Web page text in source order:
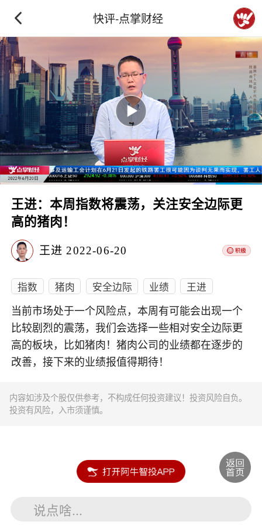
快评-点掌财经
王进：本周指数将震荡，关注安全边际更
高的猪肉！
王进 2022-06-20
指数 猪肉 安全边际 业绩 王进
当前市场处于一个风险点，本周有可能会出现一个
比较剧烈的震荡，我们会选择一些相对安全边际更
高的板块，比如猪肉！猪肉公司的业绩都在逐步的
改善，接下来的业绩报值得期待！
内容如涉及个股仅供参考，不构成任何投资建议！投资风险自负。
投资有风险，入市须谨慎。
说点啥...